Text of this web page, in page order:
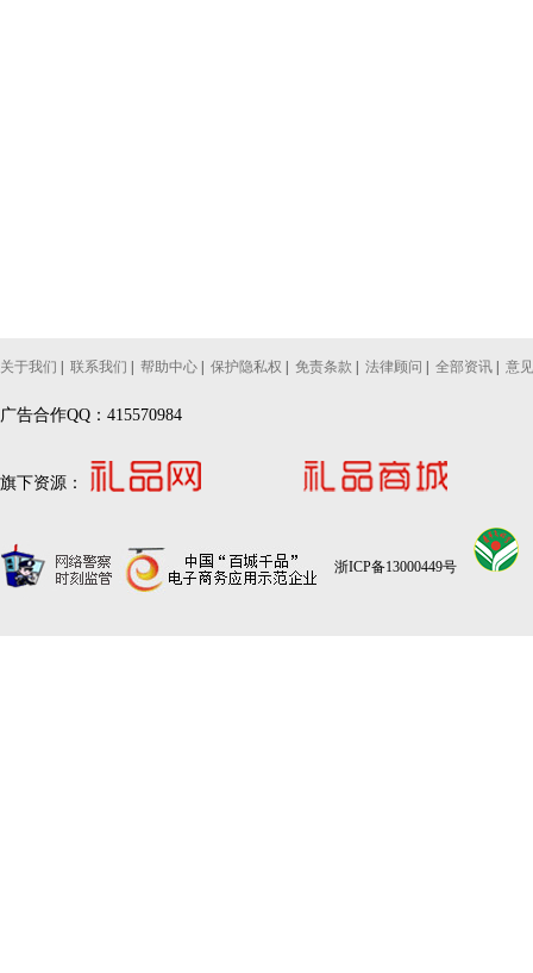
关于我们 联系我们 帮助中心 保护隐私权 免责条款 法律顾问 全部资讯 意
广告合作QQ：415570984
旗下资源：
浙ICP备13000449号